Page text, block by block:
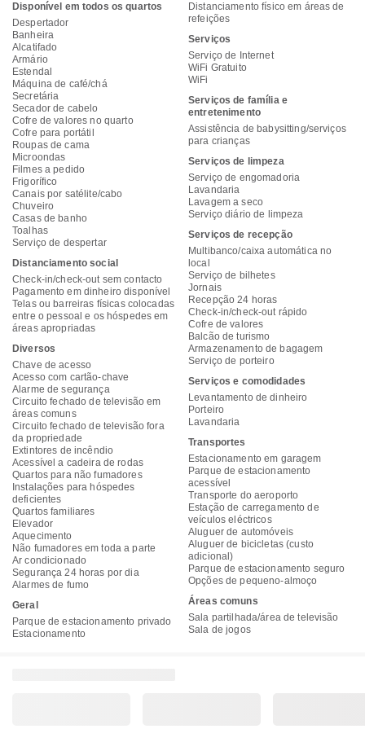
Disponível em todos os quartos
Despertador
Banheira
Alcatifado
Armário
Estendal
Máquina de café/chá
Secretária
Secador de cabelo
Cofre de valores no quarto
Cofre para portátil
Roupas de cama
Microondas
Filmes a pedido
Frigorífico
Canais por satélite/cabo
Chuveiro
Casas de banho
Toalhas
Serviço de despertar
Distanciamento social
Check-in/check-out sem contacto
Pagamento em dinheiro disponível
Telas ou barreiras físicas colocadas
entre o pessoal e os hóspedes em
áreas apropriadas
Diversos
Chave de acesso
Acesso com cartão-chave
Alarme de segurança
Circuito fechado de televisão em
áreas comuns
Circuito fechado de televisão fora
da propriedade
Extintores de incêndio
Acessível a cadeira de rodas
Quartos para não fumadores
Instalações para hóspedes
deficientes
Quartos familiares
Elevador
Aquecimento
Não fumadores em toda a parte
Ar condicionado
Segurança 24 horas por dia
Alarmes de fumo
Geral
Parque de estacionamento privado
Estacionamento
Distanciamento físico em áreas de
refeições
Serviços
Serviço de Internet
WiFi Gratuito
WiFi
Serviços de família e
entretenimento
Assistência de babysitting/serviços
para crianças
Serviços de limpeza
Serviço de engomadoria
Lavandaria
Lavagem a seco
Serviço diário de limpeza
Serviços de recepção
Multibanco/caixa automática no
local
Serviço de bilhetes
Jornais
Recepção 24 horas
Check-in/check-out rápido
Cofre de valores
Balcão de turismo
Armazenamento de bagagem
Serviço de porteiro
Serviços e comodidades
Levantamento de dinheiro
Porteiro
Lavandaria
Transportes
Estacionamento em garagem
Parque de estacionamento
acessível
Transporte do aeroporto
Estação de carregamento de
veículos eléctricos
Aluguer de automóveis
Aluguer de bicicletas (custo
adicional)
Parque de estacionamento seguro
Opções de pequeno-almoço
Áreas comuns
Sala partilhada/área de televisão
Sala de jogos